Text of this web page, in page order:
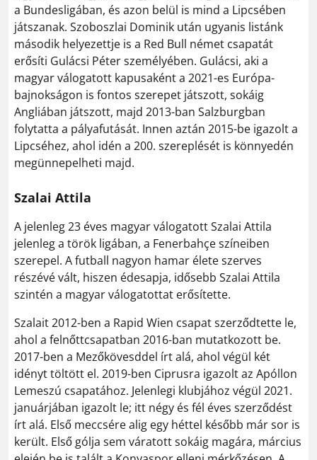
a Bundesligában, és azon belül is mind a Lipcsében
játszanak. Szoboszlai Dominik után ugyanis listánk
második helyezettje is a Red Bull német csapatát
erősíti Gulácsi Péter személyében. Gulácsi, aki a
magyar válogatott kapusaként a 2021-es Európa-
bajnokságon is fontos szerepet játszott, sokáig
Angliában játszott, majd 2013-ban Salzburgban
folytatta a pályafutását. Innen aztán 2015-be igazolt a
Lipcséhez, ahol idén a 200. szereplését is könnyedén
megünnepelheti majd.
Szalai Attila
A jelenleg 23 éves magyar válogatott Szalai Attila
jelenleg a török ligában, a Fenerbahçe színeiben
szerepel. A futball nagyon hamar élete szerves
részévé vált, hiszen édesapja, idősebb Szalai Attila
szintén a magyar válogatottat erősítette.
Szalait 2012-ben a Rapid Wien csapat szerződtette le,
ahol a felnőttcsapatban 2016-ban mutatkozott be.
2017-ben a Mezőkövesddel írt alá, ahol végül két
idényt töltött el. 2019-ben Ciprusra igazolt az Apóllon
Lemeszú csapatához. Jelenlegi klubjához végül 2021.
januárjában igazolt le; itt négy és fél éves szerződést
írt alá. Első meccsére alig egy héttel később már sor is
került. Első gólja sem váratott sokáig magára, március